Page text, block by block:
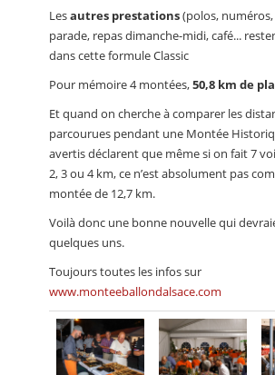
Lesautres prestations(polos,
parade, repas dimanche-midi, café...
dans cette formule Classic
Pour mémoire 4 montées,50,8 km de
Et quand on cherche à comparer les
parcourues pendant une Montée
avertis déclarent que même si on fait 7
2, 3 ou 4 km, ce n’est absolument pas
montée de 12,7 km.
Voilà donc une bonne nouvelle qui
quelques uns.
Toujours toutes les infos sur
www.monteeballondalsace.com